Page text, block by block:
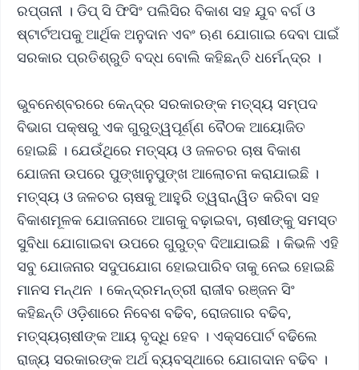
ରପ୍ତାନୀ । ଡିପ୍‌ ସି ଫିସିଂ ପଲିସିର ବିକାଶ ସହ ଯୁବ ବର୍ଗ ଓ
ଷ୍ଟାର୍ଟଅପକୁ ଆର୍ଥିକ ଅନୁଦାନ ଏବଂ ଋଣ ଯୋଗାଇ ଦେବା ପାଇଁ
ସରକାର ପ୍ରତିଶ୍ରୁତି ବଦ୍ଧ ବୋଲି କହିଛନ୍ତି ଧର୍ମେନ୍ଦ୍ର ।
ଭୁବନେଶ୍ବରରେ କେନ୍ଦ୍ର ସରକାରଙ୍କ ମତ୍ସ୍ୟ ସମ୍ପଦ
ବିଭାଗ ପକ୍ଷରୁ ଏକ ଗୁରୁତ୍ୱପୂର୍ଣ୍ଣ ବୈଠକ ଆୟୋଜିତ
ହୋଇଛି । ଯେଉଁଥିରେ ମତ୍ସ୍ୟ ଓ ଜଳଚର ଚାଷ ବିକାଶ
ଯୋଜନା ଉପରେ ପୁଙ୍ଖାନୁପୁଙ୍ଖ ଆଲୋଚନା କରାଯାଇଛି ।
ମତ୍ସ୍ୟ ଓ ଜଳଚର ଚାଷକୁ ଆହୁରି ତ୍ୱରାନ୍ୱିତ କରିବା ସହ
ବିକାଶମୂଳକ ଯୋଜନାରେ ଆଗକୁ ବଢ଼ାଇବା, ଚାଷୀଙ୍କୁ ସମସ୍ତ
ସୁବିଧା ଯୋଗାଇବା ଉପରେ ଗୁରୁତ୍ବ ଦିଆଯାଇଛି । କିଭଳି ଏହି
ସବୁ ଯୋଜନାର ସଦୁପଯୋଗ ହୋଇପାରିବ ତାକୁ ନେଇ ହୋଇଛି
ମାନସ ମନ୍ଥନ । କେନ୍ଦ୍ରମନ୍ତ୍ରୀ ରାଜୀବ ରଞ୍ଜନ ସିଂ
କହିଛନ୍ତି ଓଡ଼ିଶାରେ ନିବେଶ ବଢିବ, ରୋଜଗାର ବଢିବ,
ମତ୍ସ୍ୟଚାଷୀଙ୍କ ଆୟ ବୃଦ୍ଧି ହେବ । ଏକ୍ସପୋର୍ଟ ବଢିଲେ
ରାଜ୍ୟ ସରକାରଙ୍କ ଅର୍ଥ ବ୍ୟବସ୍ଥାରେ ଯୋଗଦାନ ବଢିବ ।